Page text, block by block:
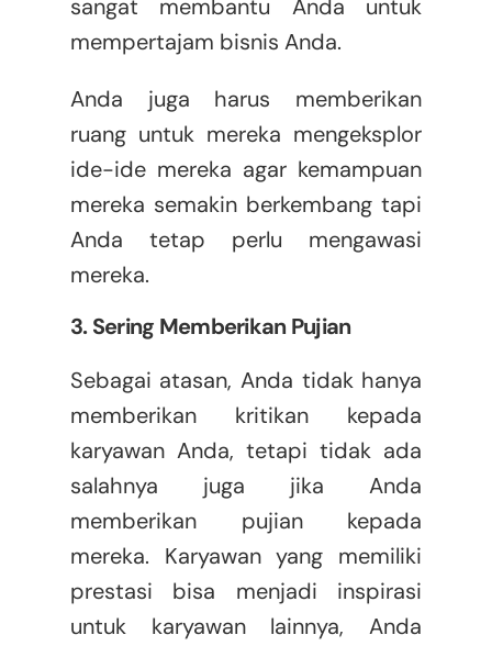
sangat membantu Anda untuk
mempertajam bisnis Anda.
Anda juga harus memberikan
ruang untuk mereka mengeksplor
ide-ide mereka agar kemampuan
mereka semakin berkembang tapi
Anda tetap perlu mengawasi
mereka.
3. Sering Memberikan Pujian
Sebagai atasan, Anda tidak hanya
memberikan kritikan kepada
karyawan Anda, tetapi tidak ada
salahnya juga jika Anda
memberikan pujian kepada
mereka. Karyawan yang memiliki
prestasi bisa menjadi inspirasi
untuk karyawan lainnya, Anda